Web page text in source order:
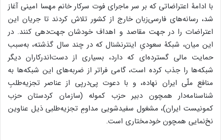
با ادامۀ اعتراضاتی که بر سر ماجرای فوت سرکار خانم مهسا امینی آغاز
شد، رسانه‌های فارسی‌زبان خارج از کشور تلاش کردند تا جریان این
اعتراضات را در جهت مقاصد و اهداف خودشان جهت‌دهی کنند. در
این میان، شبکۀ سعودیِ اینترنشنال که در چند سال گذشته، به‌سبب
حمایت مالی گسترده‌ای که دارد، بسیاری از دست‌اندرکاران دیگر
شبکه‌ها را جذب کرده است، گامی فراتر از ضربه‌های این شبکه‌ها به
منافع ملّی ایران نهاده، و با دعوت پی‌درپی از عناصر تجزیه‌طلبِ
شناسنامه‌دار همچون دبیر حزب کموله (سازمان کردستان حزب
کمونیست ایران)، مشغول سفیدشویی مداومِ تجزیه‌طلبی ذیل عناوین
نخ‌نمایی همچون خودمختاری است.